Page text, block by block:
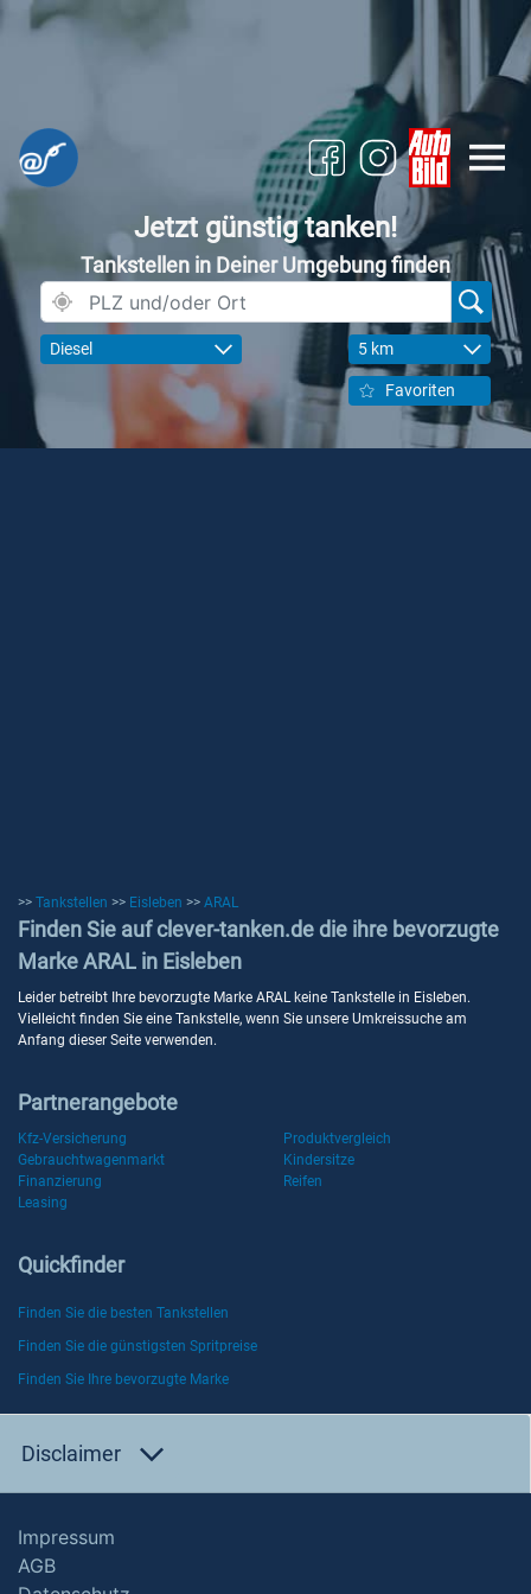
Jetzt günstig tanken!
Tankstellen in Deiner Umgebung finden
Diesel 5 km
Favoriten
>> Tankstellen >> Eisleben >> ARAL
Finden Sie auf clever-tanken.de die ihre bevorzugte
Marke ARAL in Eisleben
Leider betreibt Ihre bevorzugte Marke ARAL keine Tankstelle in Eisleben.
Vielleicht finden Sie eine Tankstelle, wenn Sie unsere Umkreissuche am
Anfang dieser Seite verwenden.
Partnerangebote
Kfz-Versicherung
Produktvergleich
Gebrauchtwagenmarkt
Kindersitze
Finanzierung
Reifen
Leasing
Quickfinder
Finden Sie die besten Tankstellen
Finden Sie die günstigsten Spritpreise
Finden Sie Ihre bevorzugte Marke
Disclaimer
Impressum
AGB